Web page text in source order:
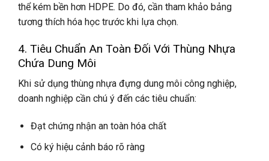
thể kém bền hơn HDPE. Do đó, cần tham khảo bảng
tương thích hóa học trước khi lựa chọn.
4. Tiêu Chuẩn An Toàn Đối Với Thùng Nhựa
Chứa Dung Môi
Khi sử dụng thùng nhựa đựng dung môi công nghiệp,
doanh nghiệp cần chú ý đến các tiêu chuẩn:
Đạt chứng nhận an toàn hóa chất
Có ký hiệu cảnh báo rõ ràng